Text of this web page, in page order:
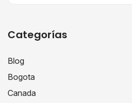
Categorías
Blog
Bogota
Canada